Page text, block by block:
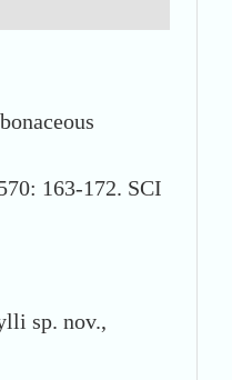
163-172. SCI
sp. nov.,